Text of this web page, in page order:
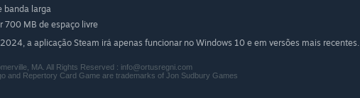
banda larga
700 MB de espaço livre
a aplicação Steam irá apenas funcionar no Windows 10 e em versões mais recentes.
MA. All Rights Reserved : info@ortusregni.com
and Repertory Card Game are trademarks of Jon Sudbury Games